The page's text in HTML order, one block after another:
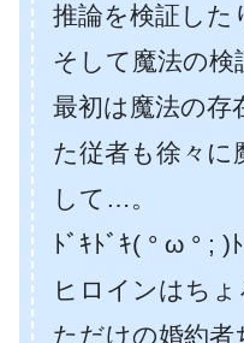
推論を検証した
そして魔法の検
最初は魔法の存
た従者も徐々に
して…。
ﾄﾞｷﾄﾞｷ( ° ω ° ; )
ヒロインはち
ただけの婚約者